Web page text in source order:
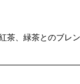
、緑茶とのブレ